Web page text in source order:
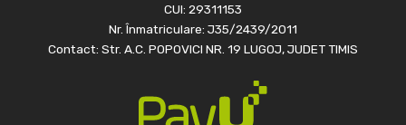
CUI: 29311153
Nr. Înmatriculare: J35/2439/2011
Contact: Str. A.C. POPOVICI NR. 19 LUGOJ, JUDET TIMIS